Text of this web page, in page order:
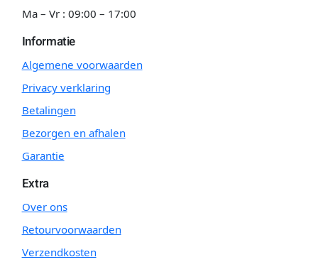
Ma – Vr : 09:00 – 17:00
Informatie
Algemene voorwaarden
Privacy verklaring
Betalingen
Bezorgen en afhalen
Garantie
Extra
Over ons
Retourvoorwaarden
Verzendkosten